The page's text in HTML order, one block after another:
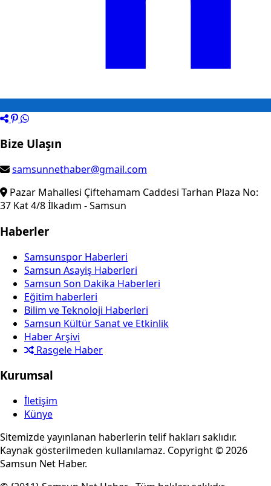
Bize Ulaşın
samsunnethaber@gmail.com
Pazar Mahallesi Çiftehamam Caddesi Tarhan Plaza No:
37 Kat 4/8 İlkadım - Samsun
Haberler
Samsunspor Haberleri
Samsun Asayiş Haberleri
Samsun Son Dakika Haberleri
Eğitim haberleri
Bilim ve Teknoloji Haberleri
Samsun Kültür Sanat ve Etkinlik
Haber Arşivi
Rasgele Haber
Kurumsal
İletişim
Künye
Sitemizde yayınlanan haberlerin telif hakları saklıdır.
Kaynak gösterilmeden kullanılamaz. Copyright © 2026
Samsun Net Haber.